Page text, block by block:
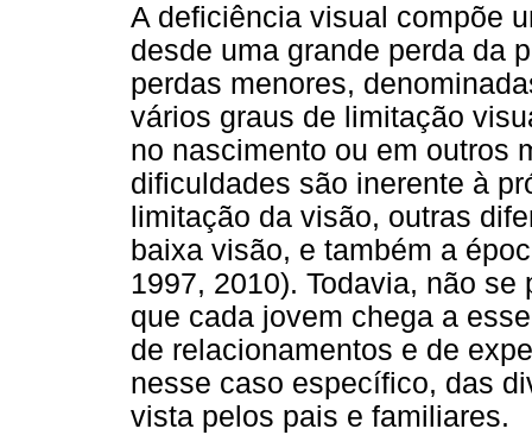
A deficiência visual compõe
desde uma grande perda da
perdas menores,
vários graus de limitação
no nascimento ou em outros
dificuldades são inerente à
limitação da visão, outras
baixa visão, e também a
1997, 2010). Todavia, não
que cada jovem chega a
de relacionamentos e de
nesse caso específico, das
vista pelos pais e familiares.